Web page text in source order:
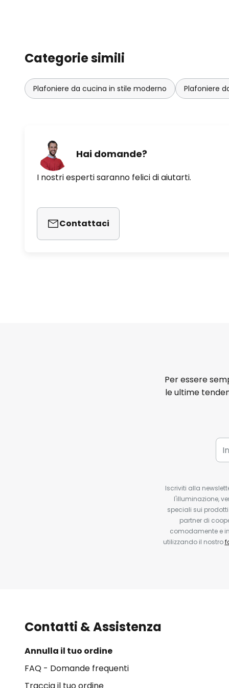
Categorie simili
Plafoniere da cucina in stile moderno Plafoniere
Hai domande?
I nostri esperti saranno felici di aiutarti.
Contattaci
Per essere
le ultime
Iscriviti alla
l'illuminazione,
speciali sui
partner di
comodamente e
utilizzando il nostro
Contatti & Assistenza
Annulla il tuo ordine
FAQ - Domande frequenti